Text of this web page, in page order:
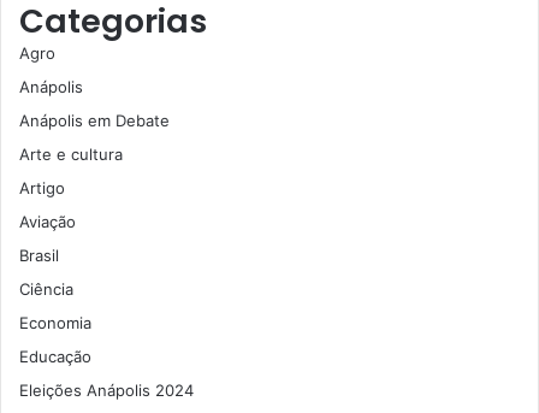
Categorias
Agro
Anápolis
Anápolis em Debate
Arte e cultura
Artigo
Aviação
Brasil
Ciência
Economia
Educação
Eleições Anápolis 2024